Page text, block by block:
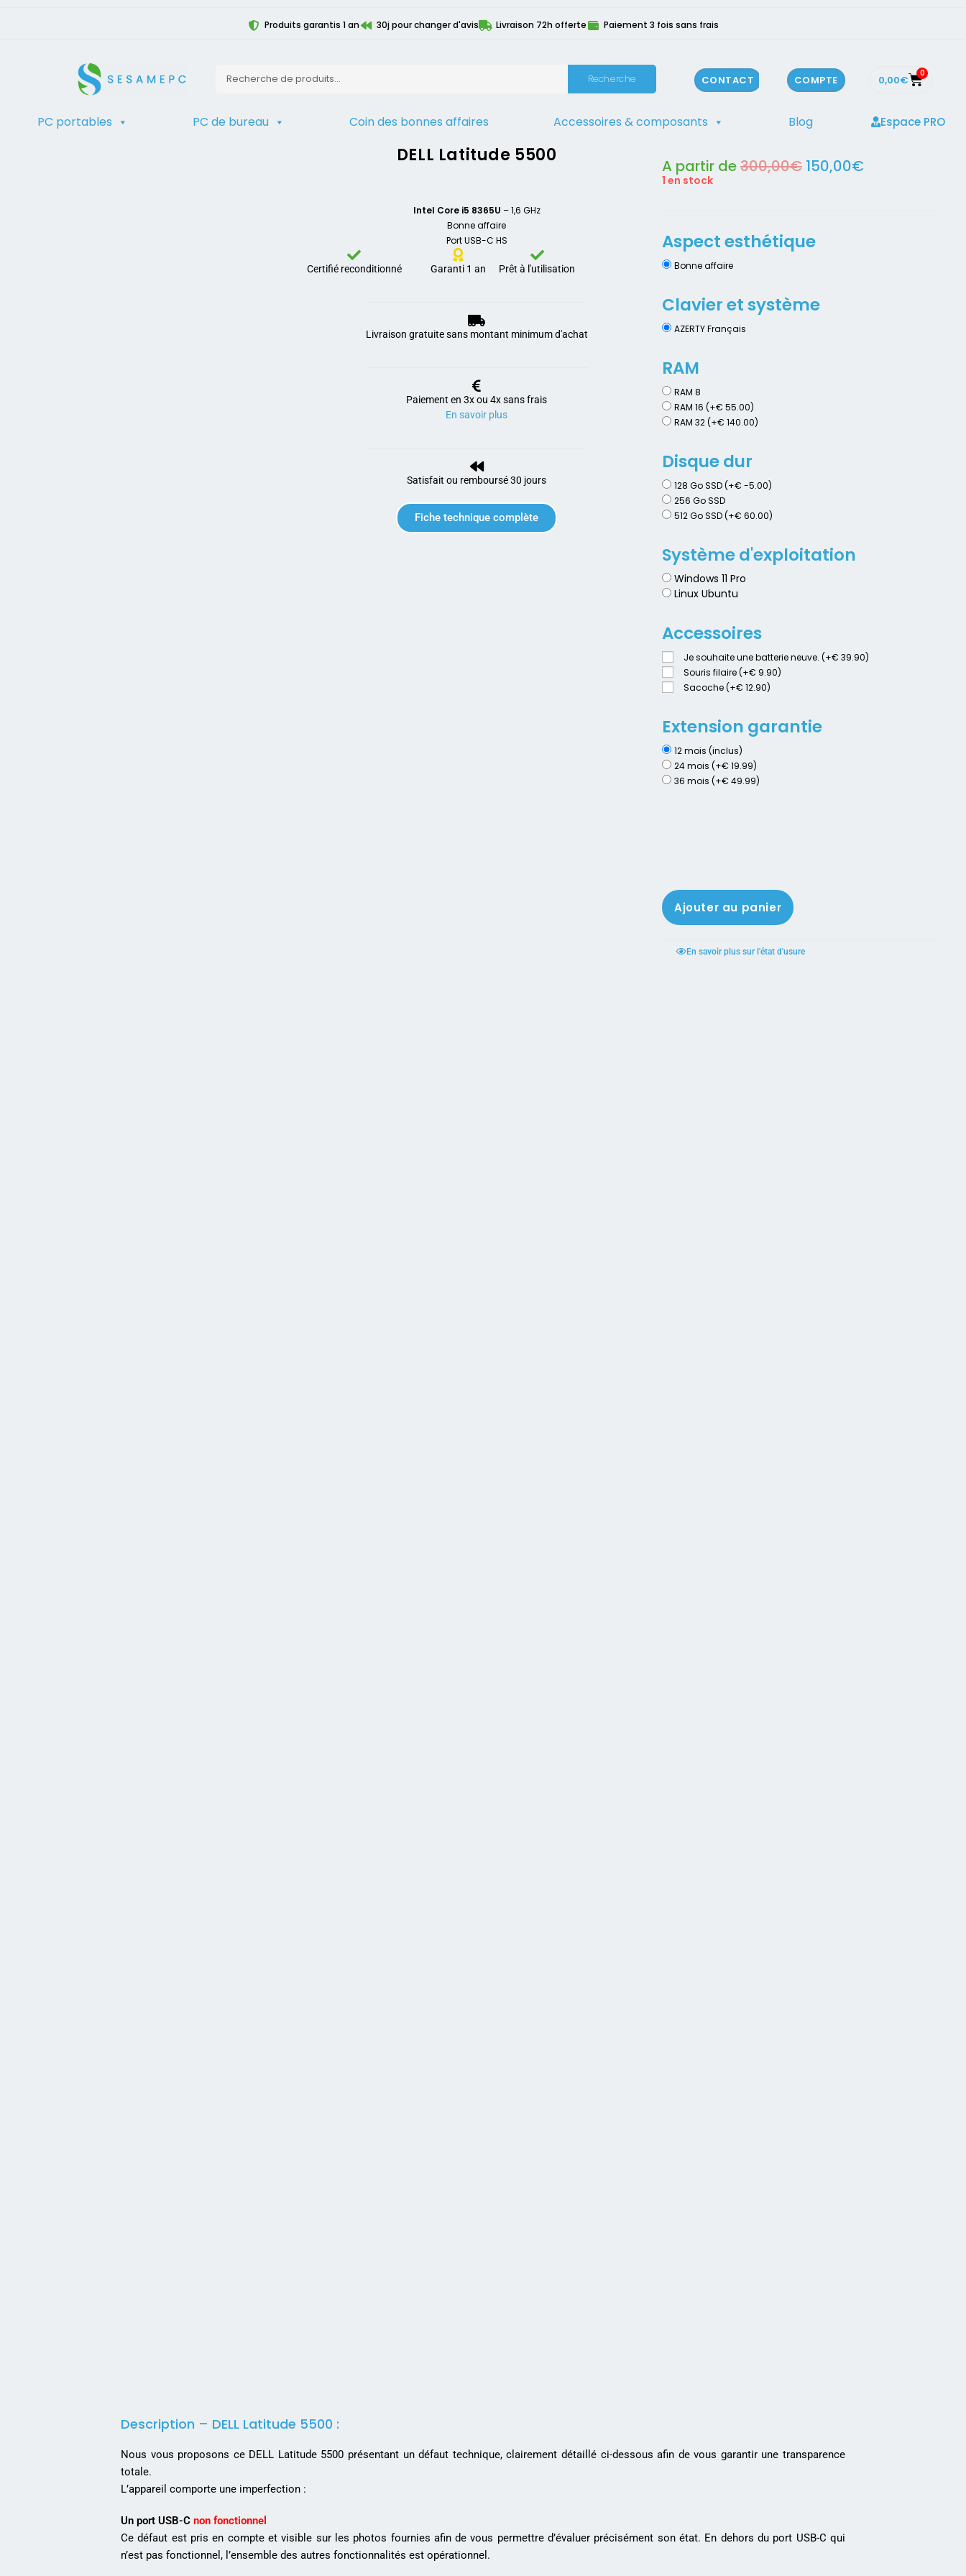
Produits garantis 1 an 30j pour changer d'avis Livraison 72h offerte Paiement 3 fois sans frais
Recherche CONTACT COMPTE 0,00€ 0
PC portables PC de bureau Coin des bonnes affaires Accessoires & composants Blog Espace PRO
Accueil Boutique d'ordinateurs reconditionnés > Personnalisation de la configuration Configuration personnalisable > RAM8.16.32 DELL Latitude 5500
DELL Latitude 5500
Intel Core i5 8365U – 1,6 GHz
Bonne affaire
Port USB-C HS
Certifié reconditionné Garanti 1 an Prêt à l'utilisation
Livraison gratuite sans montant minimum d'achat
Paiement en 3x ou 4x sans frais
En savoir plus
Satisfait ou remboursé 30 jours
Fiche technique complète
A partir de300,00€ 150,00€
1 en stock
Aspect esthétique
Bonne affaire
Clavier et système
AZERTY Français
RAM
RAM 8
RAM 16 (+€ 55.00)
RAM 32 (+€ 140.00)
Disque dur
128 Go SSD (+€ -5.00)
256 Go SSD
512 Go SSD (+€ 60.00)
Système d'exploitation
Windows 11 Pro
Linux Ubuntu
Accessoires
Je souhaite une batterie neuve. (+€ 39.90)
Souris filaire (+€ 9.90)
Sacoche (+€ 12.90)
Extension garantie
12 mois (inclus)
24 mois (+€ 19.99)
36 mois (+€ 49.99)
Ajouter au panier
En savoir plus sur l'état d'usure
Description – DELL Latitude 5500 :
Nous vous proposons ce DELL Latitude 5500 présentant un défaut technique, clairement détaillé ci-dessous afin de vous garantir une transparence
totale.
L’appareil comporte une imperfection :
Un port USB-C non fonctionnel
Ce défaut est pris en compte et visible sur les photos fournies afin de vous permettre d’évaluer précisément son état. En dehors du port USB-C qui
n’est pas fonctionnel, l’ensemble des autres fonctionnalités est opérationnel.